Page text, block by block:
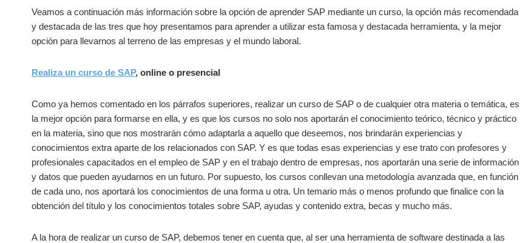
Veamos a continuación más información sobre la opción de aprender SAP mediante un curso, la opción más recomendada
y destacada de las tres que hoy presentamos para aprender a utilizar esta famosa y destacada herramienta, y la mejor
opción para llevarnos al terreno de las empresas y el mundo laboral.
Realiza un curso de SAP, online o presencial
Como ya hemos comentado en los párrafos superiores, realizar un curso de SAP o de cualquier otra materia o temática, es
la mejor opción para formarse en ella, y es que los cursos no solo nos aportarán el conocimiento teórico, técnico y práctico
en la materia, sino que nos mostrarán cómo adaptarla a aquello que deseemos, nos brindarán experiencias y
conocimientos extra aparte de los relacionados con SAP. Y es que todas esas experiencias y ese trato con profesores y
profesionales capacitados en el empleo de SAP y en el trabajo dentro de empresas, nos aportarán una serie de información
y datos que pueden ayudarnos en un futuro. Por supuesto, los cursos conllevan una metodología avanzada que, en función
de cada uno, nos aportará los conocimientos de una forma u otra. Un temario más o menos profundo que finalice con la
obtención del título y los conocimientos totales sobre SAP, ayudas y contenido extra, becas y mucho más.
A la hora de realizar un curso de SAP, debemos tener en cuenta que, al ser una herramienta de software destinada a las